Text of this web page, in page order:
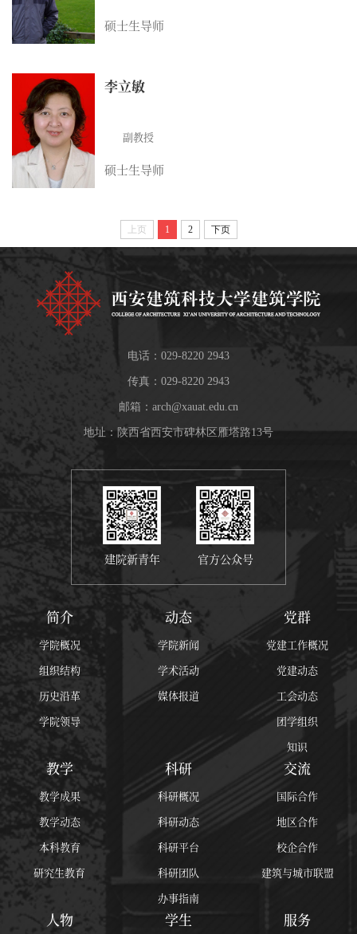
硕士生导师
李立敏
副教授
硕士生导师
上页 1 2 下页
电话：029-8220 2943
传真：029-8220 2943
邮箱： arch@xauat.edu.cn
地址：陕西省西安市碑林区雁塔路13号
建院新青年 官方公众号
简介
学院概况
组织结构
历史沿革
学院领导
动态
学院新闻
学术活动
媒体报道
党群
党建工作概况
党建动态
工会动态
团学组织
知识
教学
教学成果
教学动态
本科教育
研究生教育
科研
科研概况
科研动态
科研平台
科研团队
办事指南
交流
国际合作
地区合作
校企合作
建筑与城市联盟
人物 学生 服务